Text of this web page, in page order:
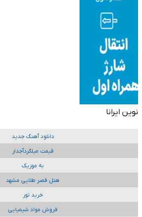
نوین ایرانا
دانلود آهنگ جدید
قیمت میلگردآجدار
به موزیک
هتل قصر طلایی مشهد
خرید تور
فروش مواد شیمیایی